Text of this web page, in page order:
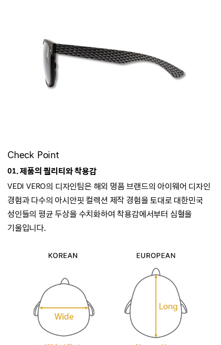
Check Point
01. 제품의 퀄리티와 착용감
VEDI VERO의 디자인팀은 해외 명품 브랜드의 아이웨어 디자인
경험과 다수의 아시안핏 컬렉션 제작 경험을 토대로 대한민국
성인들의 평균 두상을 수치화하여착용감에서부터 심혈을
기울입니다.